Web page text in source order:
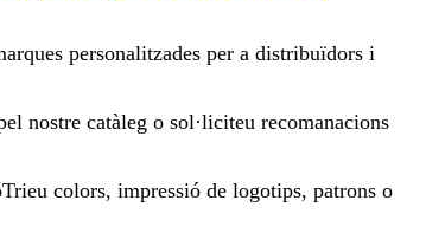
personalitzades per a distribuïdors i
nostre catàleg o sol·liciteu recomanacions
Trieu colors, impressió de logotips, patrons o